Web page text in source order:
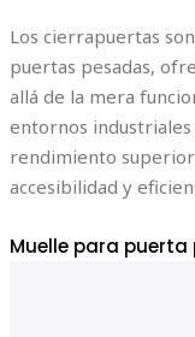
Los cierrapuertas
puertas pesadas,
allá de la mera
entornos
rendimiento
accesibilidad y
Muelle para puerta